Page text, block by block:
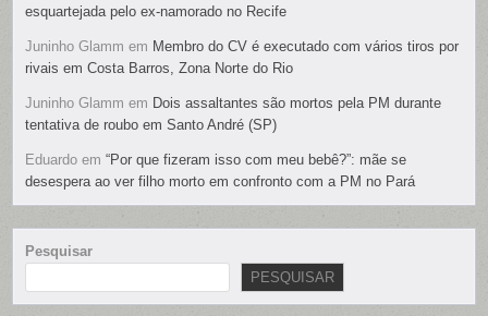
esquartejada pelo ex-namorado no Recife
Juninho Glamm em Membro do CV é executado com vários tiros por
rivais em Costa Barros, Zona Norte do Rio
Juninho Glamm em Dois assaltantes são mortos pela PM durante
tentativa de roubo em Santo André (SP)
Eduardo em“Por que fizeram isso com meu bebê?”: mãe se
desespera ao ver filho morto em confronto com a PM no Pará
Pesquisar
PESQUISAR